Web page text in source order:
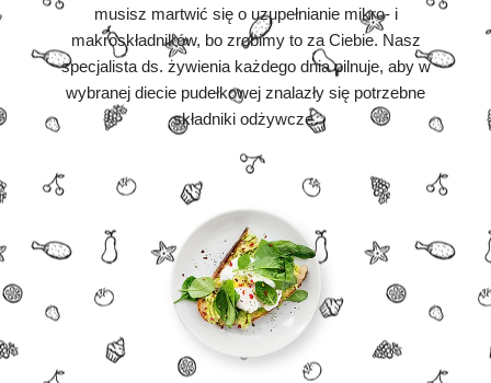
musisz martwić się o uzupełnianie mikro- i
makroskładników, bo zrobimy to za Ciebie. Nasz
specjalista ds. żywienia każdego dnia pilnuje, aby w
wybranej diecie pudełkowej znalazły się potrzebne
składniki odżywcze.